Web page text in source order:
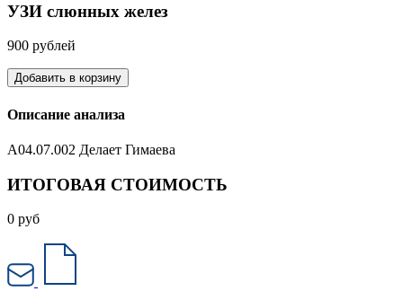
УЗИ слюнных желез
900 рублей
Добавить в корзину
Описание анализа
A04.07.002 Делает Гимаева
ИТОГОВАЯ СТОИМОСТЬ
0 руб